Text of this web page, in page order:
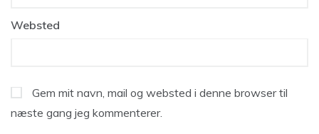
Websted
Gem mit navn, mail og websted i denne browser til
næste gang jeg kommenterer.